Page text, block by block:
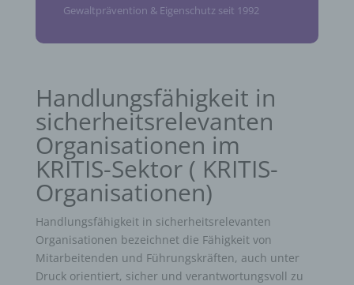
Gewaltprävention & Eigenschutz seit 1992
Handlungsfähigkeit in
sicherheitsrelevanten
Organisationen im
KRITIS-Sektor ( KRITIS-
Organisationen)
Handlungsfähigkeit in sicherheitsrelevanten
Organisationen bezeichnet die Fähigkeit von
Mitarbeitenden und Führungskräften, auch unter
Druck orientiert, sicher und verantwortungsvoll zu